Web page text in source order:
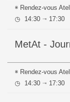
Rendez-vous
14:30 ⇥ 17:30
MetAt -
Rendez-vous
14:30 ⇥ 17:30